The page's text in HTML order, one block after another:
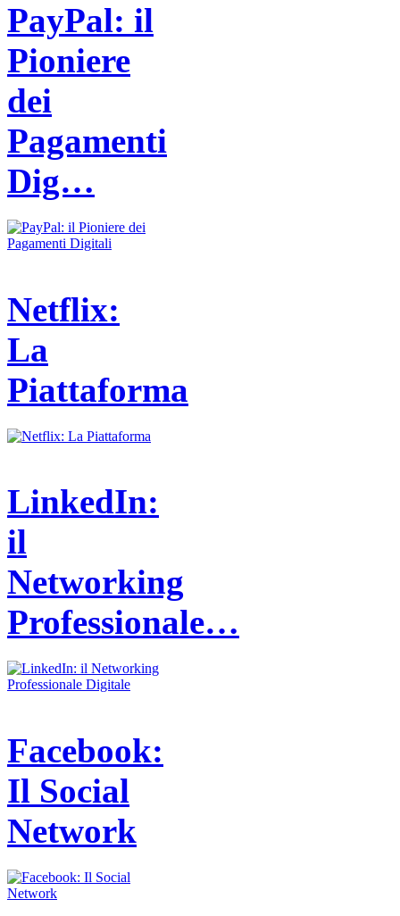
PayPal: il
Pioniere
dei
Pagamenti
Dig…
Netflix:
La
Piattaforma
LinkedIn:
il
Networking
Professionale…
Facebook:
Il Social
Network